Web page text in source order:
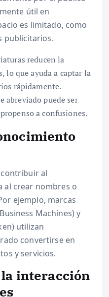
útil en
es limitado, como
publicitarios.
reducen la
lo que ayuda a captar la
rápidamente.
abreviado puede ser
a confusiones.
al
al crear nombres o
ejemplo, marcas
Machines) y
utilizan
convertirse en
y servicios.
interacción